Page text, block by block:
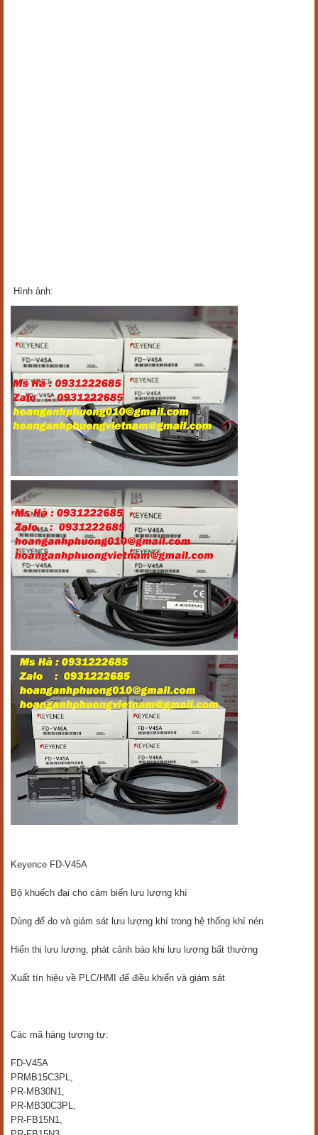
Hình ảnh:
Keyence FD-V45A
Bộ khuếch đại cho cảm biến lưu lượng khí
Dùng để đo và giám sát lưu lượng khí trong hệ thống khí nén
Hiển thị lưu lượng, phát cảnh báo khi lưu lượng bất thường
Xuất tín hiệu về PLC/HMI để điều khiển và giám sát
Các mã hàng tương tự:
FD-V45A
PRMB15C3PL,
PR-MB30N1,
PR-MB30C3PL,
PR-FB15N1,